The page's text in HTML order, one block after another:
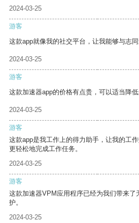
2024-03-25
游客
这款app就像我的社交平台，让我能够与志同
2024-03-25
游客
这款加速器app的价格有点贵，可以适当降低
2024-03-25
游客
这款app是我工作上的得力助手，让我的工
更轻松地完成工作任务。
2024-03-25
游客
这款加速器VPM应用程序已经为我们带来了
护。
2024-03-25